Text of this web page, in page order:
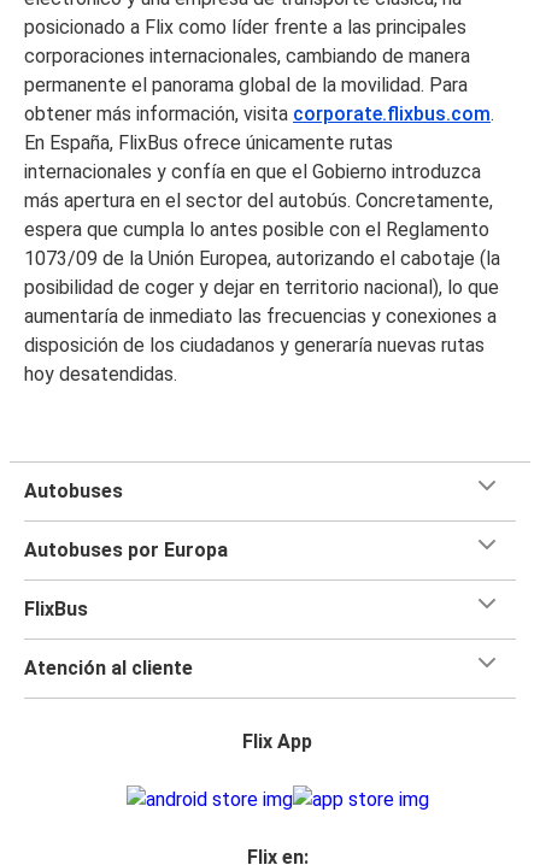
posicionado a Flix como líder frente a las principales
corporaciones internacionales, cambiando de manera
permanente el panorama global de la movilidad. Para
obtener más información, visita corporate.flixbus.com.
En España, FlixBus ofrece únicamente rutas
internacionales y confía en que el Gobierno introduzca
más apertura en el sector del autobús. Concretamente,
espera que cumpla lo antes posible con el Reglamento
1073/09 de la Unión Europea, autorizando el cabotaje (la
posibilidad de coger y dejar en territorio nacional), lo que
aumentaría de inmediato las frecuencias y conexiones a
disposición de los ciudadanos y generaría nuevas rutas
hoy desatendidas.
Autobuses
Autobuses por Europa
FlixBus
Atención al cliente
Flix App
Flix en: